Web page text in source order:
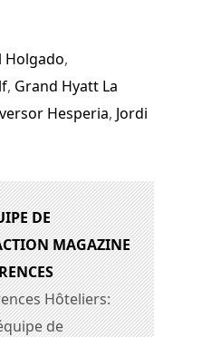
Holgado,
, Grand Hyatt La
Hesperia, Jordi
DE
MAGAZINE
Hôteliers:
de